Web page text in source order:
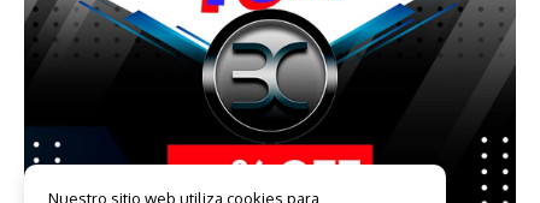
Nuestro sitio web utiliza cookies para